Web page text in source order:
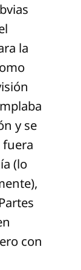
la
y se
fuera
(lo
con